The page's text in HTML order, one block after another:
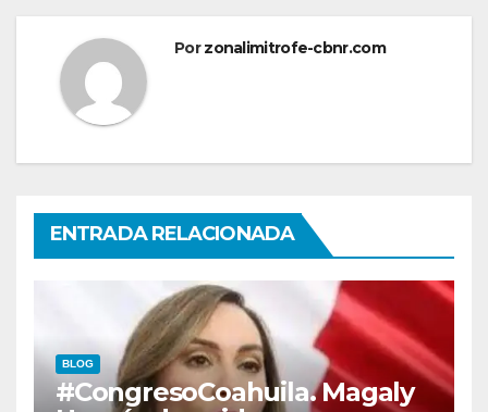
Porzonalimitrofe-cbnr.com
ENTRADA RELACIONADA
BLOG
#CongresoCoahuila. Magaly